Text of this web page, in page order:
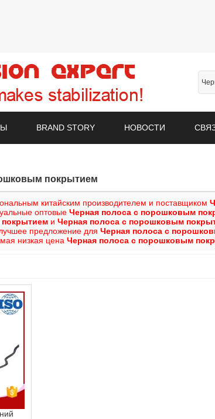
BRAND STORY НОВОСТИ
покрытием
китайским производителем и поставщиком
оптовые Черная полоса с порошковым
и Черная полоса с порошковым
предложение для Черная полоса с
низкая цена Черная полоса с порошковым